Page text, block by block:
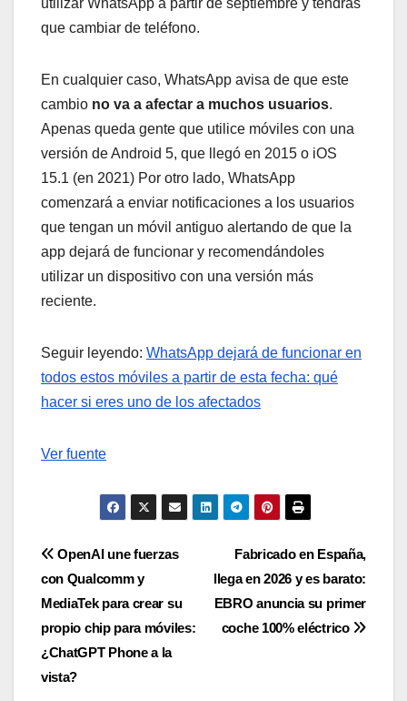
utilizar WhatsApp a partir de septiembre y tendrás
que cambiar de teléfono.
En cualquier caso, WhatsApp avisa de que este
cambio no va a afectar a muchos usuarios.
Apenas queda gente que utilice móviles con una
versión de Android 5, que llegó en 2015 o iOS
15.1 (en 2021) Por otro lado, WhatsApp
comenzará a enviar notificaciones a los usuarios
que tengan un móvil antiguo alertando de que la
app dejará de funcionar y recomendándoles
utilizar un dispositivo con una versión más
reciente.
Seguir leyendo: WhatsApp dejará de funcionar en
todos estos móviles a partir de esta fecha: qué
hacer si eres uno de los afectados
Ver fuente
Navegación
de
entradas
Fabricado en España,
llega en 2026 y es barato:
EBRO anuncia su primer
coche 100% eléctrico
OpenAI une fuerzas
con Qualcomm y
MediaTek para crear su
propio chip para móviles:
¿ChatGPT Phone a la
vista?